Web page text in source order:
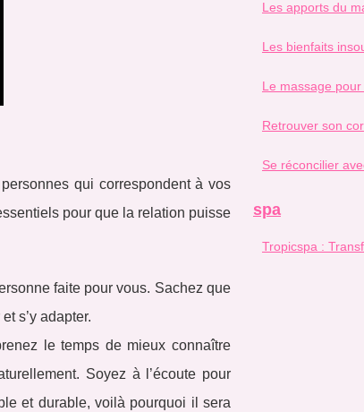
qui correspondent à vos
pour que la relation puisse
faite pour vous. Sachez que
s’y adapter.
le temps de mieux connaître
Soyez à l’écoute pour
et durable, voilà pourquoi il sera
Les apports du
Les bienfaits
Le massage pour
Retrouver son
Se réconcilier
spa
Tropicspa :